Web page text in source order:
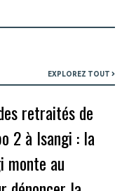
EXPLOREZ TOUT
retraités de
2 à Isangi : la
monte au